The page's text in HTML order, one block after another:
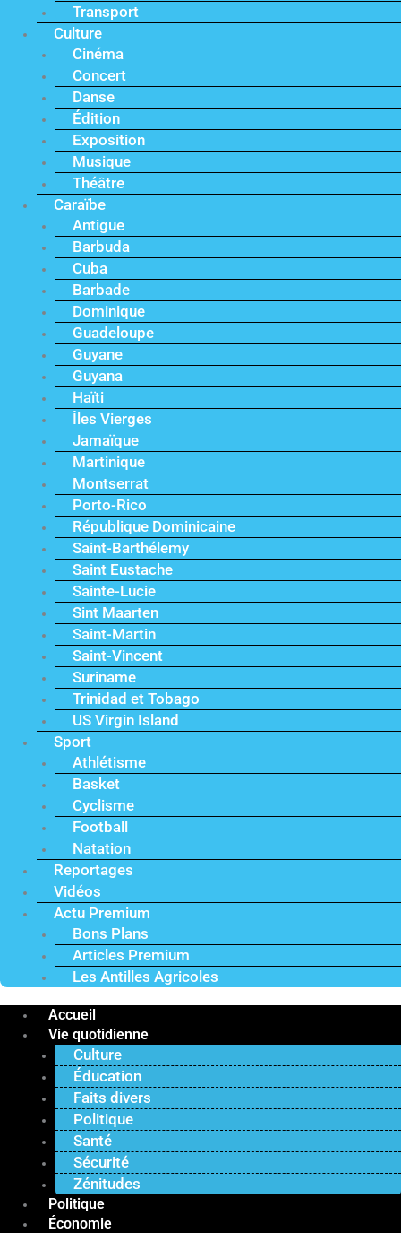
Transport
Culture
Cinéma
Concert
Danse
Édition
Exposition
Musique
Théâtre
Caraïbe
Antigue
Barbuda
Cuba
Barbade
Dominique
Guadeloupe
Guyane
Guyana
Haïti
Îles Vierges
Jamaïque
Martinique
Montserrat
Porto-Rico
République Dominicaine
Saint-Barthélemy
Saint Eustache
Sainte-Lucie
Sint Maarten
Saint-Martin
Saint-Vincent
Suriname
Trinidad et Tobago
US Virgin Island
Sport
Athlétisme
Basket
Cyclisme
Football
Natation
Reportages
Vidéos
Actu Premium
Bons Plans
Articles Premium
Les Antilles Agricoles
Accueil
Vie quotidienne
Culture
Éducation
Faits divers
Politique
Santé
Sécurité
Zénitudes
Politique
Économie